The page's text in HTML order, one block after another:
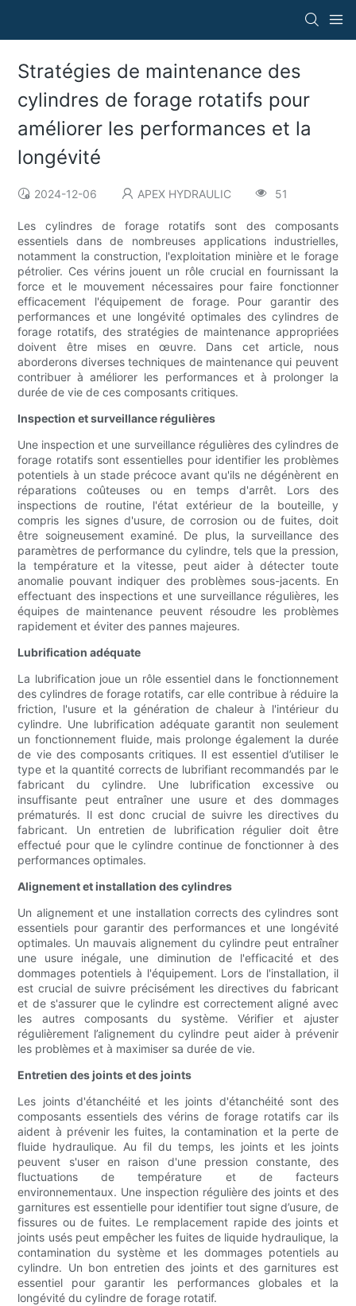
Stratégies de maintenance des
cylindres de forage rotatifs pour
améliorer les performances et la
longévité
2024-12-06 APEX HYDRAULIC 51
Les cylindres de forage rotatifs sont des composants
essentiels dans de nombreuses applications industrielles,
notamment la construction, l'exploitation minière et le forage
pétrolier. Ces vérins jouent un rôle crucial en fournissant la
force et le mouvement nécessaires pour faire fonctionner
efficacement l'équipement de forage. Pour garantir des
performances et une longévité optimales des cylindres de
forage rotatifs, des stratégies de maintenance appropriées
doivent être mises en œuvre. Dans cet article, nous
aborderons diverses techniques de maintenance qui peuvent
contribuer à améliorer les performances et à prolonger la
durée de vie de ces composants critiques.
Inspection et surveillance régulières
Une inspection et une surveillance régulières des cylindres de
forage rotatifs sont essentielles pour identifier les problèmes
potentiels à un stade précoce avant qu'ils ne dégénèrent en
réparations coûteuses ou en temps d'arrêt. Lors des
inspections de routine, l'état extérieur de la bouteille, y
compris les signes d'usure, de corrosion ou de fuites, doit
être soigneusement examiné. De plus, la surveillance des
paramètres de performance du cylindre, tels que la pression,
la température et la vitesse, peut aider à détecter toute
anomalie pouvant indiquer des problèmes sous-jacents. En
effectuant des inspections et une surveillance régulières, les
équipes de maintenance peuvent résoudre les problèmes
rapidement et éviter des pannes majeures.
Lubrification adéquate
La lubrification joue un rôle essentiel dans le fonctionnement
des cylindres de forage rotatifs, car elle contribue à réduire la
friction, l'usure et la génération de chaleur à l'intérieur du
cylindre. Une lubrification adéquate garantit non seulement
un fonctionnement fluide, mais prolonge également la durée
de vie des composants critiques. Il est essentiel d’utiliser le
type et la quantité corrects de lubrifiant recommandés par le
fabricant du cylindre. Une lubrification excessive ou
insuffisante peut entraîner une usure et des dommages
prématurés. Il est donc crucial de suivre les directives du
fabricant. Un entretien de lubrification régulier doit être
effectué pour que le cylindre continue de fonctionner à des
performances optimales.
Alignement et installation des cylindres
Un alignement et une installation corrects des cylindres sont
essentiels pour garantir des performances et une longévité
optimales. Un mauvais alignement du cylindre peut entraîner
une usure inégale, une diminution de l'efficacité et des
dommages potentiels à l'équipement. Lors de l'installation, il
est crucial de suivre précisément les directives du fabricant
et de s'assurer que le cylindre est correctement aligné avec
les autres composants du système. Vérifier et ajuster
régulièrement l’alignement du cylindre peut aider à prévenir
les problèmes et à maximiser sa durée de vie.
Entretien des joints et des joints
Les joints d'étanchéité et les joints d'étanchéité sont des
composants essentiels des vérins de forage rotatifs car ils
aident à prévenir les fuites, la contamination et la perte de
fluide hydraulique. Au fil du temps, les joints et les joints
peuvent s'user en raison d'une pression constante, des
fluctuations de température et de facteurs
environnementaux. Une inspection régulière des joints et des
garnitures est essentielle pour identifier tout signe d’usure, de
fissures ou de fuites. Le remplacement rapide des joints et
joints usés peut empêcher les fuites de liquide hydraulique, la
contamination du système et les dommages potentiels au
cylindre. Un bon entretien des joints et des garnitures est
essentiel pour garantir les performances globales et la
longévité du cylindre de forage rotatif.